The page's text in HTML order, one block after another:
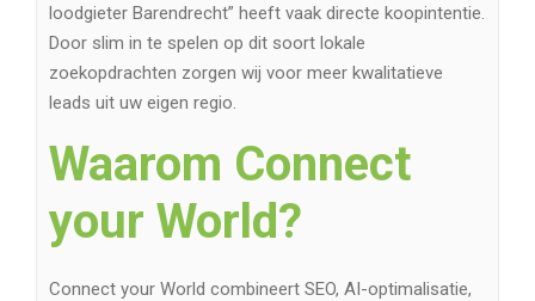
loodgieter Barendrecht” heeft vaak directe koopintentie.
Door slim in te spelen op dit soort lokale
zoekopdrachten zorgen wij voor meer kwalitatieve
leads uit uw eigen regio.
Waarom Connect
your World?
Connect your World combineert SEO, AI-optimalisatie,